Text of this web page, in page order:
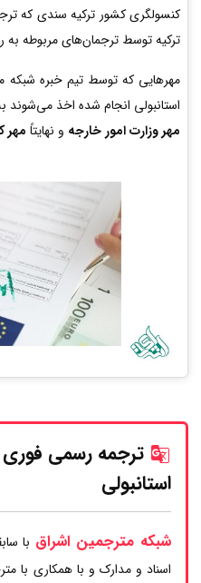
کنسولگری کشور ترکیه سندی که
ترکیه توسط ترجمان‌های مربوطه
مهرهایی که توسط تیم خبره شبکه
استانبولی انجام شده اخذ می‌شوند
مهر وزارت امور خارجه و نهایتاً مهر
ترجمه رسمی فوری
استانبولی
شبکه مترجمین اشراق با
اسناد و مدارک و با همکاری با